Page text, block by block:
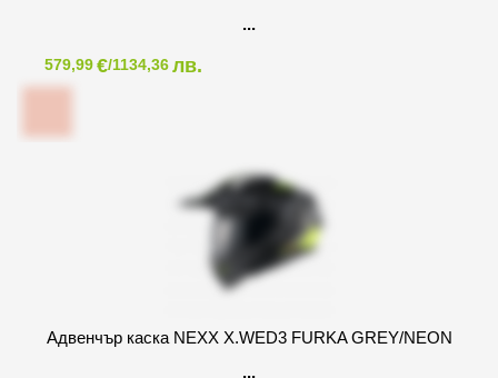
579,99€/1134,36лв.
Адвенчър каска NEXX X.WED3 FURKA GREY/NEON